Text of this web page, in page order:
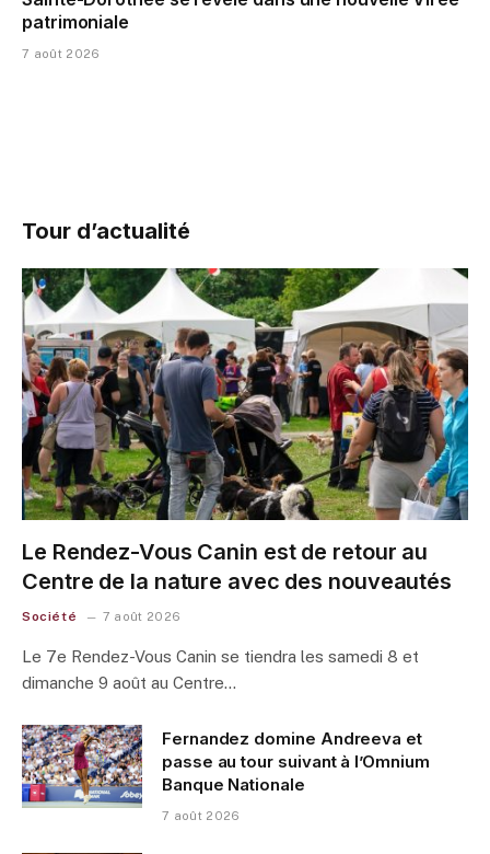
patrimoniale
7 août 2026
Tour d’actualité
Le Rendez-Vous Canin est de retour au
Centre de la nature avec des nouveautés
Société 7 août 2026
Le 7e Rendez-Vous Canin se tiendra les samedi 8 et
dimanche 9 août au Centre…
Fernandez domine Andreeva et
passe au tour suivant à l’Omnium
Banque Nationale
7 août 2026